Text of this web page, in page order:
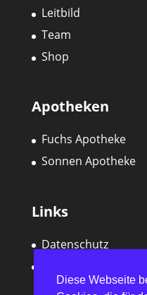
Leitbild
Team
Shop
Apotheken
Fuchs Apotheke
Sonnen Apotheke
Links
Datenschutz
Diese Webseite